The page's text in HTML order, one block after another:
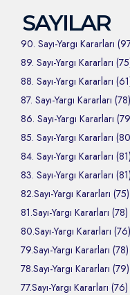
SAYILAR
90. Sayı-Yargı Kararları
89. Sayı-Yargı Kararları
88. Sayı-Yargı Kararları
87. Sayı-Yargı Kararları (78)
86. Sayı-Yargı Kararları
85. Sayı-Yargı Kararları
84. Sayı-Yargı Kararları (81)
83. Sayı-Yargı Kararları (81)
82.Sayı-Yargı Kararları (75)
81.Sayı-Yargı Kararları (78)
80.Sayı-Yargı Kararları (76)
79.Sayı-Yargı Kararları (78)
78.Sayı-Yargı Kararları (79)
77.Sayı-Yargı Kararları (76)